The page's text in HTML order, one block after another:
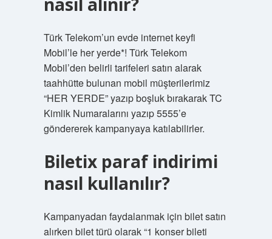
Türk Telekom’un evde internet keyfi
Mobil’le her yerde*! Türk Telekom
Mobil’den belirli tarifeleri satın alarak
taahhütte bulunan mobil müşterilerimiz
“HER YERDE” yazıp boşluk bırakarak TC
Kimlik Numaralarını yazıp 5555’e
göndererek kampanyaya katılabilirler.
Biletix paraf indirimi
nasıl kullanılır?
Kampanyadan faydalanmak için bilet satın
alırken bilet türü olarak “1 konser bileti